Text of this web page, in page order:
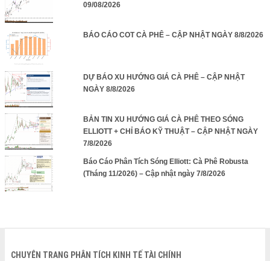
09/08/2026
BÁO CÁO COT CÀ PHÊ – CẬP NHẬT NGÀY 8/8/2026
DỰ BÁO XU HƯỚNG GIÁ CÀ PHÊ – CẬP NHẬT
NGÀY 8/8/2026
BẢN TIN XU HƯỚNG GIÁ CÀ PHÊ THEO SÓNG
ELLIOTT + CHỈ BÁO KỸ THUẬT – CẬP NHẬT NGÀY
7/8/2026
Báo Cáo Phân Tích Sóng Elliott: Cà Phê Robusta
(Tháng 11/2026) – Cập nhật ngày 7/8/2026
CHUYÊN TRANG PHÂN TÍCH KINH TẾ TÀI CHÍNH